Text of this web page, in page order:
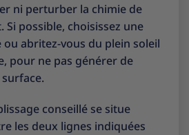
ni perturber la chimie de
Si possible, choisissez une
abritez-vous du plein soleil
pour ne pas générer de
conseillé se situe
les deux lignes indiquées